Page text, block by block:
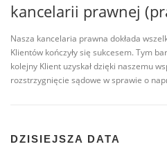
kancelarii prawnej
Nasza kancelaria prawna dokłada
Klientów kończyły się sukcesem. Tym
kolejny Klient uzyskał dzięki naszemu
rozstrzygnięcie sądowe w sprawie o
DZISIEJSZA DATA